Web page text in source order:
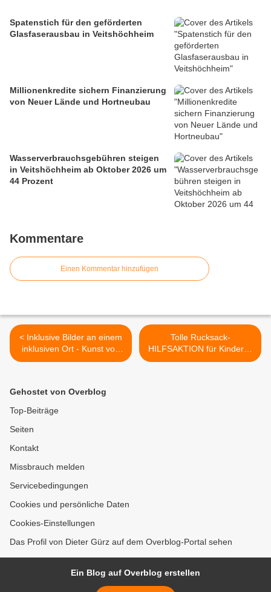
Spatenstich für den geförderten
Glasfaserausbau in Veitshöchheim
Millionenkredite sichern Finanzierung
von Neuer Lände und Hortneubau
Wasserverbrauchsgebühren steigen
in Veitshöchheim ab Oktober 2026 um
44 Prozent
Kommentare
Einen Kommentar hinzufügen
< Inklusive Bilder an einem
inklusiven Ort - Kunst von
Menschen, die anders
Ausstellungseröffnung mit
Werken aus dem
Blindeninstitut Würzburg
Tolle Rucksack-
HILFSAKTION für Kinder in
Malawi im Gymnasium
Gehostet von Overblog
Top-Beiträge
Seiten
Kontakt
Missbrauch melden
Servicebedingungen
Cookies und persönliche Daten
Cookies-Einstellungen
Das Profil von Dieter Gürz auf dem Overblog-Portal sehen
Ein Blog auf Overblog erstellen